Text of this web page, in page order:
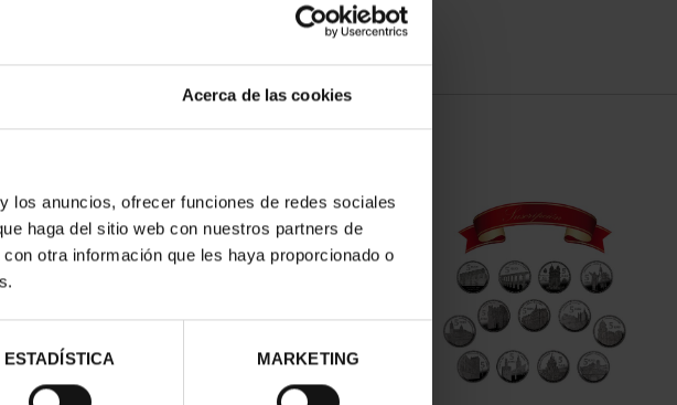
Acerca de las cookies
los anuncios, ofrecer funciones de redes sociales
haga del sitio web con nuestros partners de
otra información que les haya proporcionado o
ESTADÍSTICA MARKETING